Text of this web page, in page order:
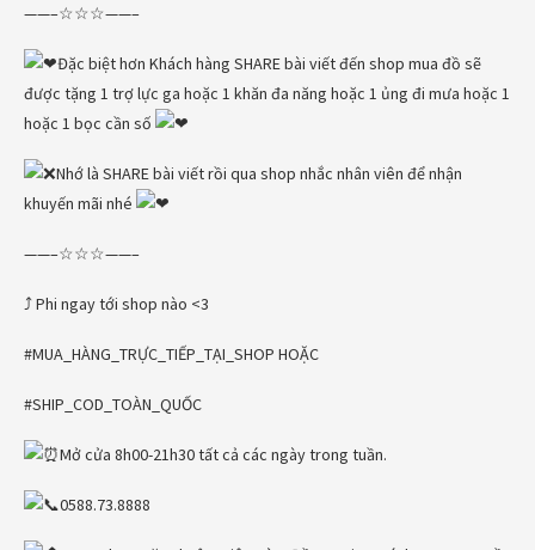
——–☆☆☆——–
Đặc biệt hơn Khách hàng SHARE bài viết đến shop mua đồ sẽ
được tặng 1 trợ lực ga hoặc 1 khăn đa năng hoặc 1 ủng đi mưa hoặc 1
hoặc 1 bọc cần số
Nhớ là SHARE bài viết rồi qua shop nhắc nhân viên để nhận
khuyến mãi nhé
——–☆☆☆——–
⤴ Phi ngay tới shop nào <3
#MUA_HÀNG_TRỰC_TIẾP_TẠI_SHOP HOẶC
#SHIP_COD_TOÀN_QUỐC
Mở cửa 8h00-21h30 tất cả các ngày trong tuần.
0588.73.8888